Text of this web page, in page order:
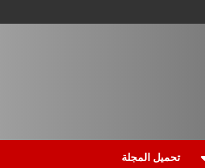
تحميل المجلة